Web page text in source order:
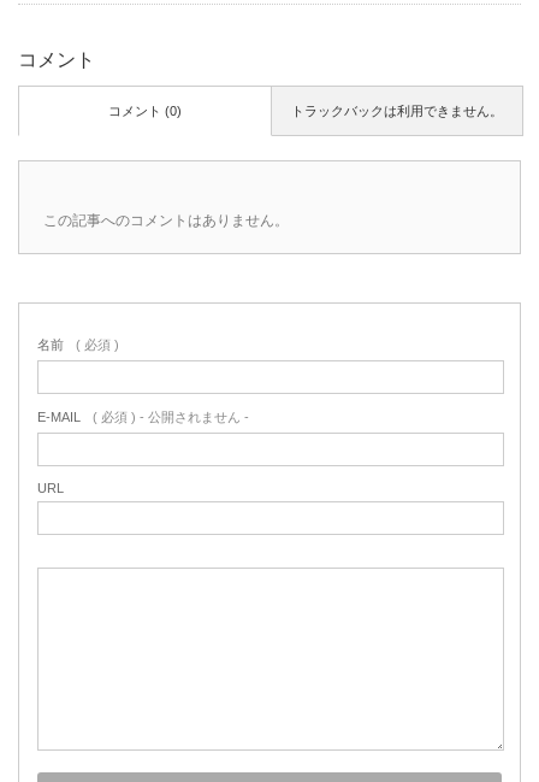
コメント
トラックバックは利用できません。
コメント (0)
この記事へのコメントはありません。
名前 ( 必須 )
E-MAIL ( 必須 ) - 公開されません -
URL